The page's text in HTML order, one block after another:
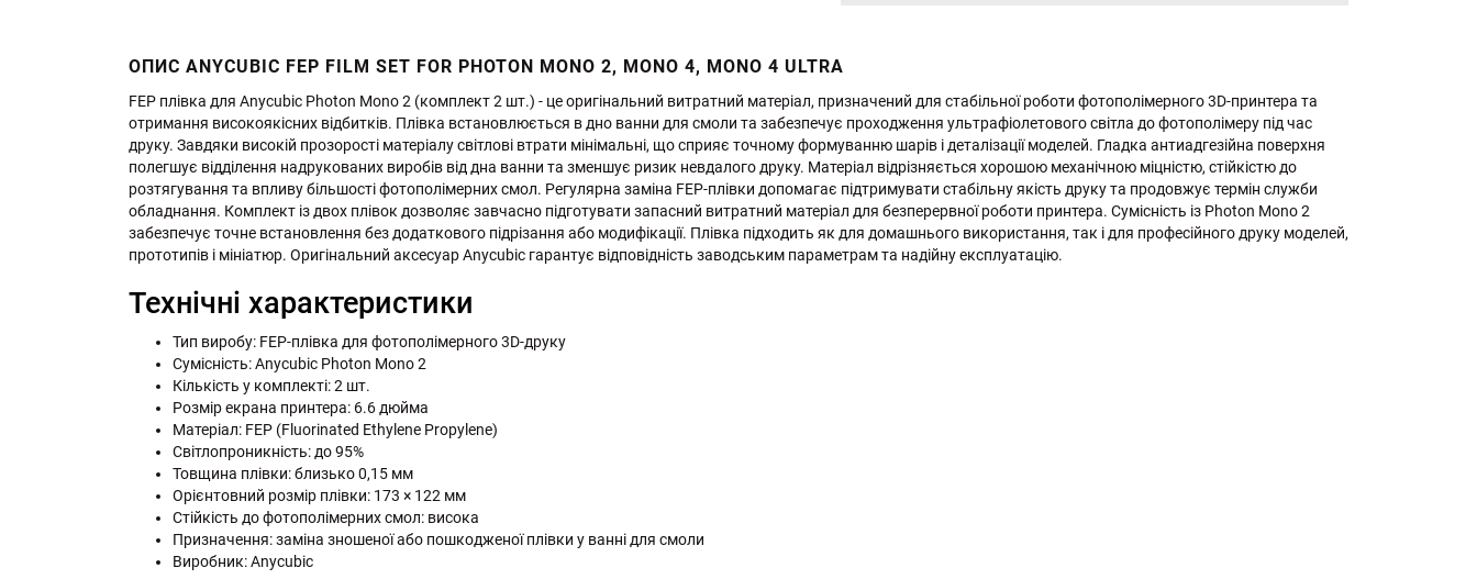
ОПИС ANYCUBIC FEP FILM SET FOR PHOTON MONO 2, MONO 4, MONO 4 ULTRA
FEP плівка для Anycubic Photon Mono 2 (комплект 2 шт.) - це оригінальний витратний матеріал, призначений для стабільної роботи фотополімерного 3D-принтера та
отримання високоякісних відбитків. Плівка встановлюється в дно ванни для смоли та забезпечує проходження ультрафіолетового світла до фотополімеру під час
друку. Завдяки високій прозорості матеріалу світлові втрати мінімальні, що сприяє точному формуванню шарів і деталізації моделей. Гладка антиадгезійна поверхня
полегшує відділення надрукованих виробів від дна ванни та зменшує ризик невдалого друку. Матеріал відрізняється хорошою механічною міцністю, стійкістю до
розтягування та впливу більшості фотополімерних смол. Регулярна заміна FEP-плівки допомагає підтримувати стабільну якість друку та продовжує термін служби
обладнання. Комплект із двох плівок дозволяє завчасно підготувати запасний витратний матеріал для безперервної роботи принтера. Сумісність із Photon Mono 2
забезпечує точне встановлення без додаткового підрізання або модифікації. Плівка підходить як для домашнього використання, так і для професійного друку моделей,
прототипів і мініатюр. Оригінальний аксесуар Anycubic гарантує відповідність заводським параметрам та надійну експлуатацію.
Технічні характеристики
Тип виробу: FEP-плівка для фотополімерного 3D-друку
Сумісність: Anycubic Photon Mono 2
Кількість у комплекті: 2 шт.
Розмір екрана принтера: 6.6 дюйма
Матеріал: FEP (Fluorinated Ethylene Propylene)
Світлопроникність: до 95%
Товщина плівки: близько 0,15 мм
Орієнтовний розмір плівки: 173 × 122 мм
Стійкість до фотополімерних смол: висока
Призначення: заміна зношеної або пошкодженої плівки у ванні для смоли
Виробник: Anycubic